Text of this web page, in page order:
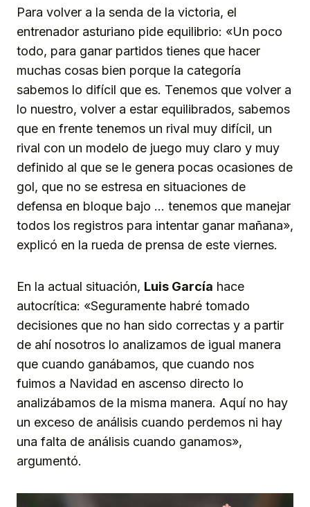
Para volver a la senda de la victoria, el
entrenador asturiano pide equilibrio: «Un poco
todo, para ganar partidos tienes que hacer
muchas cosas bien porque la categoría
sabemos lo difícil que es. Tenemos que volver a
lo nuestro, volver a estar equilibrados, sabemos
que en frente tenemos un rival muy difícil, un
rival con un modelo de juego muy claro y muy
definido al que se le genera pocas ocasiones de
gol, que no se estresa en situaciones de
defensa en bloque bajo … tenemos que manejar
todos los registros para intentar ganar mañana»,
explicó en la rueda de prensa de este viernes.
En la actual situación, Luis García hace
autocrítica: «Seguramente habré tomado
decisiones que no han sido correctas y a partir
de ahí nosotros lo analizamos de igual manera
que cuando ganábamos, que cuando nos
fuimos a Navidad en ascenso directo lo
analizábamos de la misma manera. Aquí no hay
un exceso de análisis cuando perdemos ni hay
una falta de análisis cuando ganamos»,
argumentó.